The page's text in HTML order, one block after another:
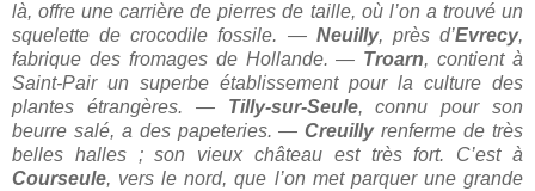
là, offre une carrière de pierres de taille, où l’on a trouvé un
squelette de crocodile fossile. — Neuilly, près d’Evrecy,
fabrique des fromages de Hollande. — Troarn, contient à
Saint-Pair un superbe établissement pour la culture des
plantes étrangères. — Tilly-sur-Seule, connu pour son
beurre salé, a des papeteries. —Creuillyrenferme de très
belles halles ; son vieux châ­teau est très fort. C’est à
Courseule, vers le nord, que l’on met par­quer une grande